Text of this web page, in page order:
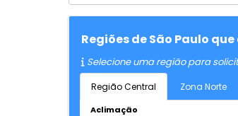
Regiões de São Paulo
Selecione uma região para
Região Central Zona Norte
Aclimação